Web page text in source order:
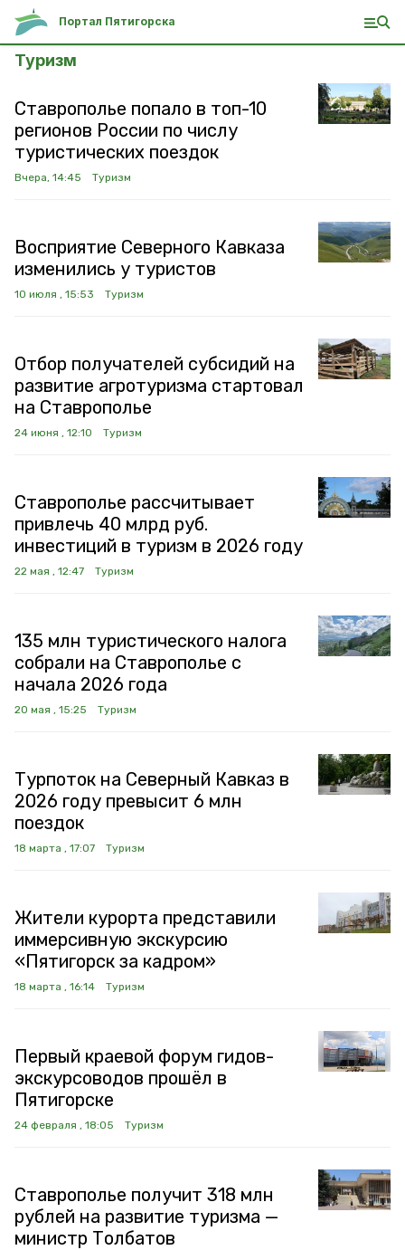
Портал Пятигорска
Туризм
Ставрополье попало в топ-10
регионов России по числу
туристических поездок
Вчера, 14:45 Туризм
Восприятие Северного Кавказа
изменились у туристов
10 июля , 15:53 Туризм
Отбор получателей субсидий на
развитие агротуризма стартовал
на Ставрополье
24 июня , 12:10 Туризм
Ставрополье рассчитывает
привлечь 40 млрд руб.
инвестиций в туризм в 2026 году
22 мая , 12:47 Туризм
135 млн туристического налога
собрали на Ставрополье с
начала 2026 года
20 мая , 15:25 Туризм
Турпоток на Северный Кавказ в
2026 году превысит 6 млн
поездок
18 марта , 17:07 Туризм
Жители курорта представили
иммерсивную экскурсию
«Пятигорск за кадром»
18 марта , 16:14 Туризм
Первый краевой форум гидов-
экскурсоводов прошёл в
Пятигорске
24 февраля , 18:05 Туризм
Ставрополье получит 318 млн
рублей на развитие туризма —
министр Толбатов